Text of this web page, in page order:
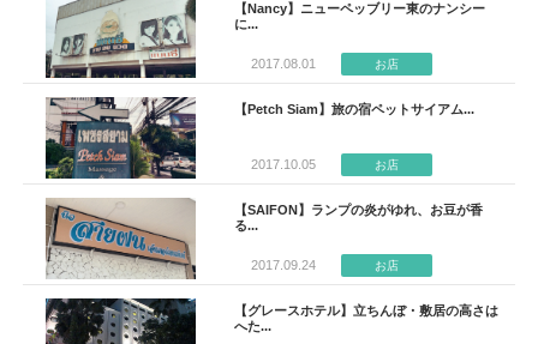
【Nancy】ニューペッブリー東のナンシー
に...
2017.08.01 お店
【Petch Siam】旅の宿ペットサイアム...
2017.10.05 お店
【SAIFON】ランプの炎がゆれ、お豆が香
る...
2017.09.24 お店
【グレースホテル】立ちんぼ・敷居の高さは
へた...